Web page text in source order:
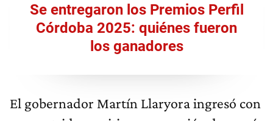
Se entregaron los Premios Perfil
Córdoba 2025: quiénes fueron
los ganadores
El gobernador Martín Llaryora ingresó con